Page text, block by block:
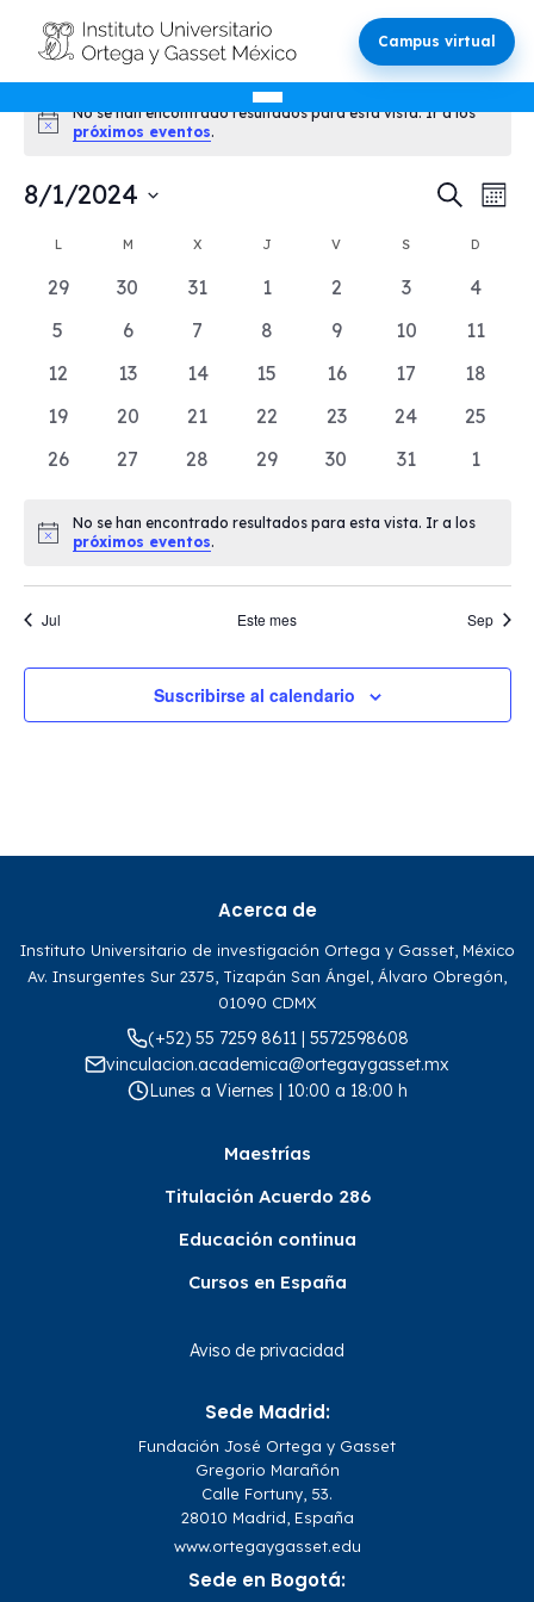
Campus virtual
Eventos
Aviso
No se han encontrado resultados para esta vista. Ir a los
próximos eventos.
de
de
Buscar
Mes
8/1/2024
fecha.Calendario
de
Eventos
L M X MIÉRCOLES
J V VIERNESS D
0
29
0
30
0
31
0
1
0
2
0
3
0
4
0
5
0
6
0
7
0
8
0
9
0
10
0
11
0
12
0
13
0
14
0
15
0
16
0
17
0
18
0
19
0
20
0
21
0
22
0
23
0
24
0
25
0
26
0
27
0
28
0
29
0
30
0
31
0
1
Aviso
No se han encontrado resultados para esta vista. Ir a los
próximos eventos.
Jul Este mes Sep
Suscribirse al calendario
Acerca de
Instituto Universitario de investigación Ortega y Gasset, México
Av. Insurgentes Sur 2375, Tizapán San Ángel, Álvaro Obregón,
01090 CDMX
(+52) 55 7259 8611 | 5572598608
vinculacion.academica@ortegaygasset.mx
Lunes a Viernes | 10:00 a 18:00 h
Maestrías
Titulación Acuerdo 286
Educación continua
Cursos en España
Aviso de privacidad
Sede Madrid:
Fundación José Ortega y Gasset
Gregorio Marañón
Calle Fortuny, 53.
28010 Madrid, España
www.ortegaygasset.edu
Sede en Bogotá: